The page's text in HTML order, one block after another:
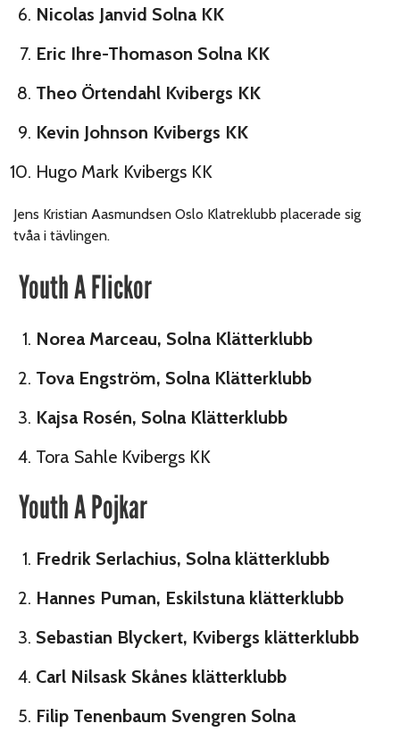
Nicolas Janvid Solna KK
Eric Ihre-Thomason Solna KK
Theo Örtendahl Kvibergs KK
Kevin Johnson Kvibergs KK
Hugo Mark Kvibergs KK
Jens Kristian Aasmundsen Oslo Klatreklubb placerade sig
tvåa i tävlingen.
Youth A Flickor
Norea Marceau, Solna Klätterklubb
Tova Engström, Solna Klätterklubb
Kajsa Rosén, Solna Klätterklubb
Tora Sahle Kvibergs KK
Youth A Pojkar
Fredrik Serlachius, Solna klätterklubb
Hannes Puman, Eskilstuna klätterklubb
Sebastian Blyckert, Kvibergs klätterklubb
Carl Nilsask Skånes klätterklubb
Filip Tenenbaum Svengren Solna